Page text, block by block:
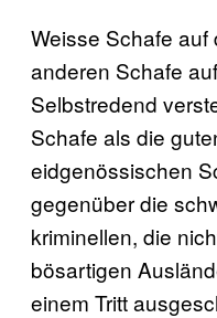
Weisse Schafe auf
anderen Schafe
Selbstredend
Schafe als die
eidgenössischen
gegenüber die
kriminellen, die
bösartigen
einem Tritt